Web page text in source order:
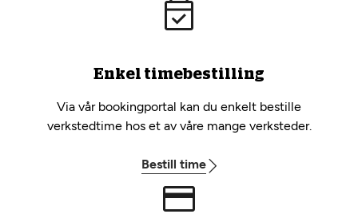
Enkel timebestilling
Via vår bookingportal kan du enkelt bestille
verkstedtime hos et av våre mange verksteder.
Bestill time